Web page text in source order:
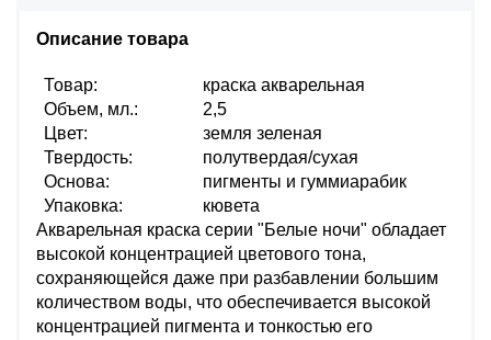
Описание товара
Товар:
краска акварельная
Объем, мл.:
2,5
Цвет:
земля зеленая
Твердость:
полутвердая/сухая
Основа:
пигменты и гуммиарабик
Упаковка:
кювета
Акварельная краска серии "Белые ночи" обладает
высокой концентрацией цветового тона,
сохраняющейся даже при разбавлении большим
количеством воды, что обеспечивается высокой
концентрацией пигмента и тонкостью его